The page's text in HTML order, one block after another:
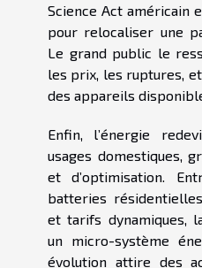
Science Act américain
pour relocaliser une
Le grand public le
les prix, les ruptures,
des appareils
Enfin, l’énergie
usages domestiques,
et d’optimisation.
batteries
et tarifs dynamiques,
un micro-système
évolution attire des